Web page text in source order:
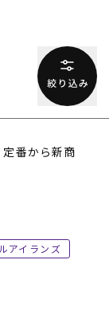
番から新商
アイランズ